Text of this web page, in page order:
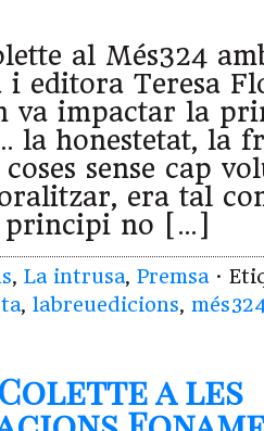
al Més324
i editora Teresa
va impactar la
la honestetat, la
sense cap
era tal
principi no […]
, La intrusa, Premsa ·
, labreuedicions,
Colette a les